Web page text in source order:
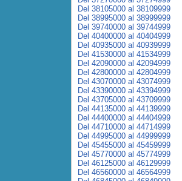
Del 38105000 al 38109999
Del 38995000 al 38999999
Del 39740000 al 39744999
Del 40400000 al 40404999
Del 40935000 al 40939999
Del 41530000 al 41534999
Del 42090000 al 42094999
Del 42800000 al 42804999
Del 43070000 al 43074999
Del 43390000 al 43394999
Del 43705000 al 43709999
Del 44135000 al 44139999
Del 44400000 al 44404999
Del 44710000 al 44714999
Del 44995000 al 44999999
Del 45455000 al 45459999
Del 45770000 al 45774999
Del 46125000 al 46129999
Del 46560000 al 46564999